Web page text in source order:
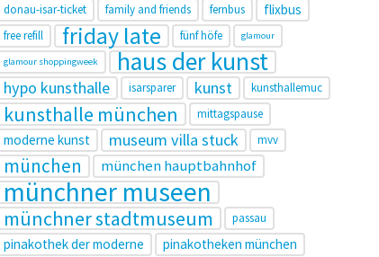
donau-isar-ticket
family and friends fernbus flixbus
free refill friday late fünf höfe glamour
glamour shoppingweek haus der kunst
hypo kunsthalle isarsparer kunst kunsthallemuc
kunsthalle münchen mittagspause
moderne kunst museum villa stuck mvv
münchen münchen hauptbahnhof
münchner museen
münchner stadtmuseum passau
pinakothek der moderne pinakotheken münchen